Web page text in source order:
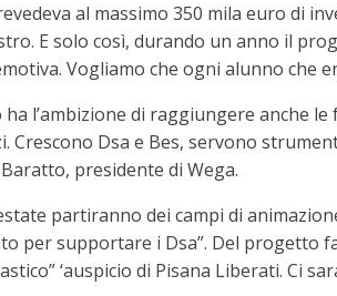
al massimo 350 mila euro di
E solo così, durando un anno il
Vogliamo che ogni alunno che
l’ambizione di raggiungere anche
Crescono Dsa e Bes, servono
presidente di Wega.
partiranno dei campi di
per supportare i Dsa”. Del progetto
‘auspicio di Pisana Liberati. Ci